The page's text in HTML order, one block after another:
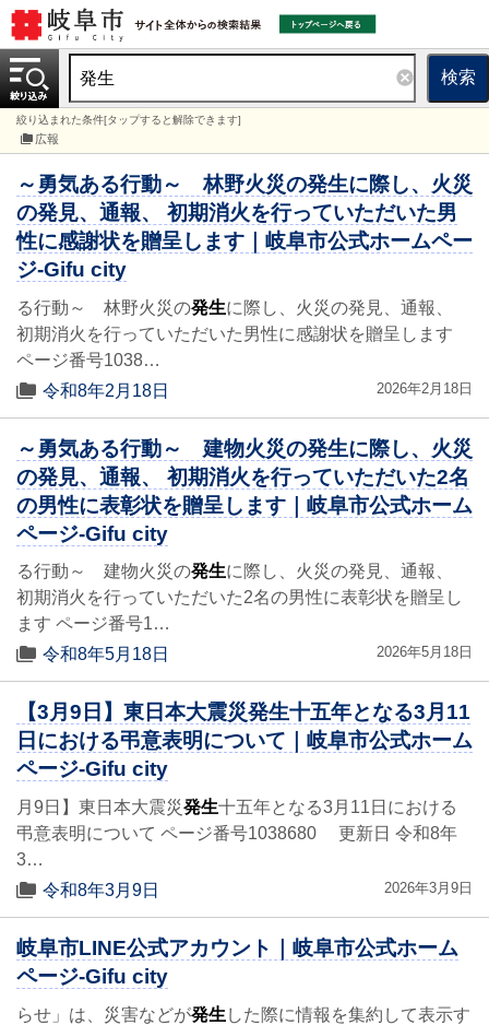
検索
絞り込まれた条件[タップすると解除できます]
広報
～勇気ある行動～ 林野火災の発生に際し、火災
の発見、通報、 初期消火を行っていただいた男
性に感謝状を贈呈します｜岐阜市公式ホームペー
ジ-Gifu city
る行動～ 林野火災の発生に際し、火災の発見、通報、
初期消火を行っていただいた男性に感謝状を贈呈します
ページ番号1038…
令和8年2月18日
2026年2月18日
～勇気ある行動～ 建物火災の発生に際し、火災
の発見、通報、 初期消火を行っていただいた2名
の男性に表彰状を贈呈します｜岐阜市公式ホーム
ページ-Gifu city
る行動～ 建物火災の発生に際し、火災の発見、通報、
初期消火を行っていただいた2名の男性に表彰状を贈呈し
ます ページ番号1…
令和8年5月18日
2026年5月18日
【3月9日】東日本大震災発生十五年となる3月11
日における弔意表明について｜岐阜市公式ホーム
ページ-Gifu city
月9日】東日本大震災発生十五年となる3月11日における
弔意表明について ページ番号1038680 更新日 令和8年
3…
令和8年3月9日
2026年3月9日
岐阜市LINE公式アカウント｜岐阜市公式ホーム
ページ-Gifu city
らせ」は、災害などが発生 した際に情報を集約して表示す